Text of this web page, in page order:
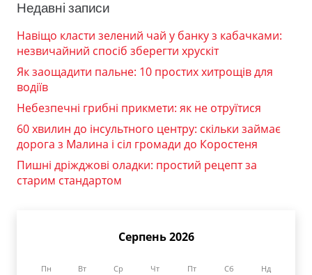
Недавні записи
Навіщо класти зелений чай у банку з кабачками:
незвичайний спосіб зберегти хрускіт
Як заощадити пальне: 10 простих хитрощів для
водіїв
Небезпечні грибні прикмети: як не отруїтися
60 хвилин до інсультного центру: скільки займає
дорога з Малина і сіл громади до Коростеня
Пишні дріжджові оладки: простий рецепт за
старим стандартом
Серпень 2026
Пн Вт Ср Чт Пт Сб Нд